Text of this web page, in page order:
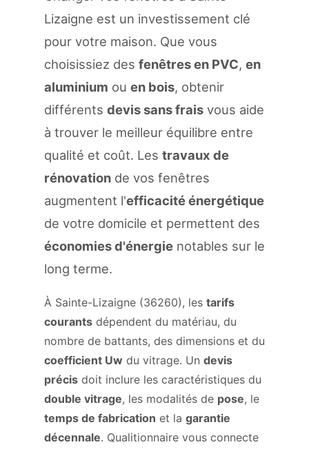
Lizaigne est un investissement clé
pour votre maison. Que vous
choisissiez des fenêtres en PVC, en
aluminium ou en bois, obtenir
différents devis sans frais vous aide
à trouver le meilleur équilibre entre
qualité et coût. Les travaux de
rénovation de vos fenêtres
augmentent l'efficacité énergétique
de votre domicile et permettent des
économies d'énergie notables sur le
long terme.
À Sainte-Lizaigne (36260), les tarifs
courants dépendent du matériau, du
nombre de battants, des dimensions et du
coefficient Uw du vitrage. Un devis
précis doit inclure les caractéristiques du
double vitrage, les modalités de pose, le
temps de fabrication et la garantie
décennale. Qualitionnaire vous connecte